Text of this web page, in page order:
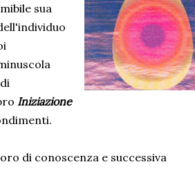
sua
Iniziazione
di conoscenza e successiva